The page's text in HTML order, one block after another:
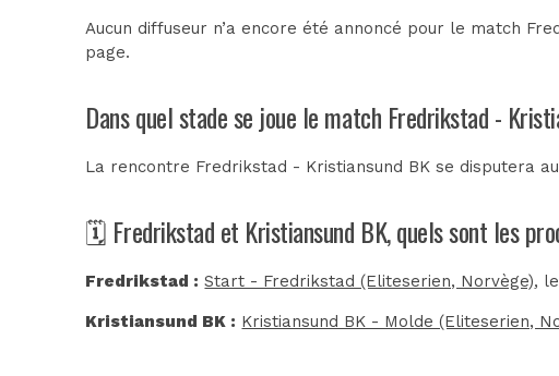
Aucun diffuseur n’a encore été annoncé pour le match
page.
Dans quel stade se joue le match Fredrikstad -
La rencontre Fredrikstad - Kristiansund BK se disputera au
🗓️ Fredrikstad et Kristiansund BK, quels sont les
Fredrikstad : Start - Fredrikstad (Eliteserien, Norvège),
Kristiansund BK : Kristiansund BK - Molde (Eliteserien,